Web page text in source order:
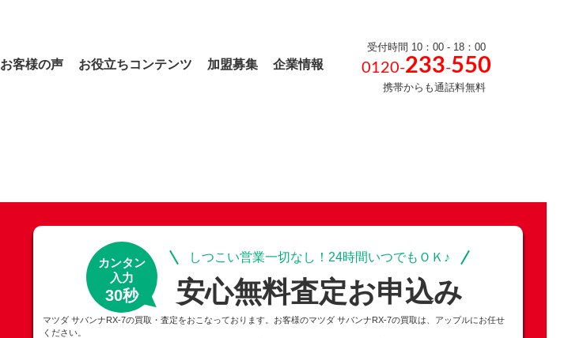
お客様の声 お役立ちコンテンツ 加盟募集 企業情報
受付時間 10：00 - 18：00
0120-233-550
携帯からも通話料無料
カンタン
入力
30秒
しつこい営業一切なし！24時間いつでもＯＫ♪
安心無料査定お申込み
マツダ サバンナRX-7の買取・査定をおこなっております。お客様のマツダ サバンナRX-7の買取は、アップルにお任せ
ください。